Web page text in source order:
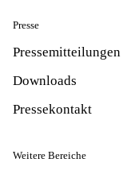
Presse
Pressemitteilungen
Downloads
Pressekontakt
Weitere Bereiche